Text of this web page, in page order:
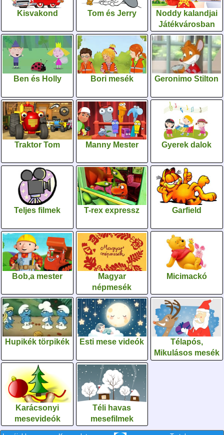
Kisvakond Tom és Jerry
Noddy kalandjai
Játékvárosban
Ben és Holly Bori mesék Geronimo Stilton
Traktor Tom Manny Mester Gyerek dalok
Teljes filmek T-rex expressz Garfield
Bob,a mester
Magyar
népmesék
Micimackó
Hupikék törpikék Esti mese videók
Télapós,
Mikulásos mesék
Karácsonyi
mesevideók
Téli havas
mesefilmek